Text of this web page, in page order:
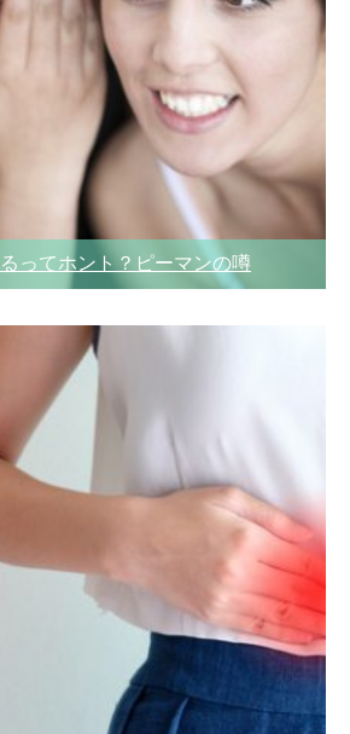
ってホント？ピーマンの噂